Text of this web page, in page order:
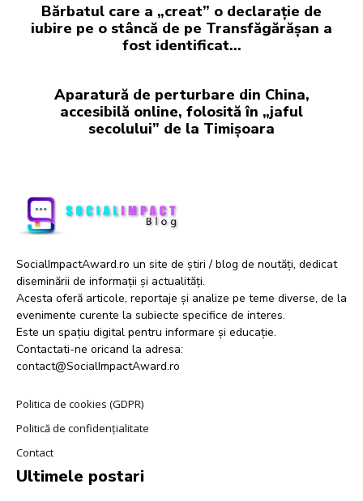
Bărbatul care a „creat” o declarație de
iubire pe o stâncă de pe Transfăgărășan a
fost identificat…
Aparatură de perturbare din China,
accesibilă online, folosită în „jaful
secolului” de la Timișoara
SocialImpactAward.ro un site de știri / blog de noutăți, dedicat
diseminării de informații și actualități.
Acesta oferă articole, reportaje și analize pe teme diverse, de la
evenimente curente la subiecte specifice de interes.
Este un spațiu digital pentru informare și educație.
Contactati-ne oricand la adresa:
contact@SocialImpactAward.ro
Politica de cookies (GDPR)
Politică de confidențialitate
Contact
Ultimele postari